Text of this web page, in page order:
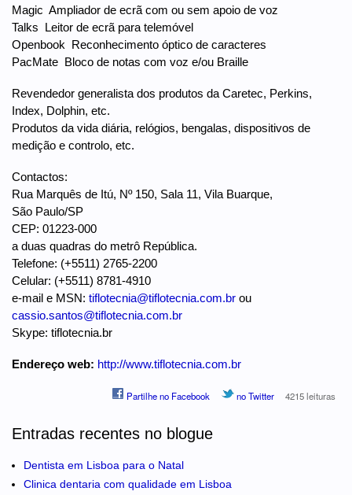
Magic  Ampliador de ecrã com ou sem apoio de voz
Talks  Leitor de ecrã para telemóvel
Openbook  Reconhecimento óptico de caracteres
PacMate  Bloco de notas com voz e/ou Braille
Revendedor generalista dos produtos da Caretec, Perkins,
Index, Dolphin, etc.
Produtos da vida diária, relógios, bengalas, dispositivos de
medição e controlo, etc.
Contactos:
Rua Marquês de Itú, Nº 150, Sala 11, Vila Buarque,
São Paulo/SP
CEP: 01223-000
a duas quadras do metrô República.
Telefone: (+5511) 2765-2200
Celular: (+5511) 8781-4910
e-mail e MSN: tiflotecnia@tiflotecnia.com.br ou
cassio.santos@tiflotecnia.com.br
Skype: tiflotecnia.br
Endereço web: http://www.tiflotecnia.com.br
Partilhe no Facebook no Twitter 4215 leituras
Entradas recentes no blogue
Dentista em Lisboa para o Natal
Clinica dentaria com qualidade em Lisboa